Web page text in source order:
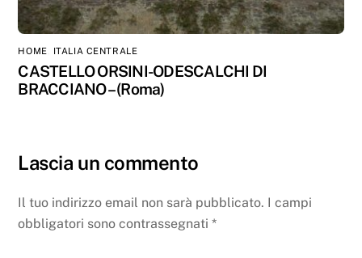
HOME ITALIA CENTRALE
CASTELLO ORSINI-ODESCALCHI DI
BRACCIANO – (Roma)
Lascia un commento
Il tuo indirizzo email non sarà pubblicato. I campi
obbligatori sono contrassegnati*